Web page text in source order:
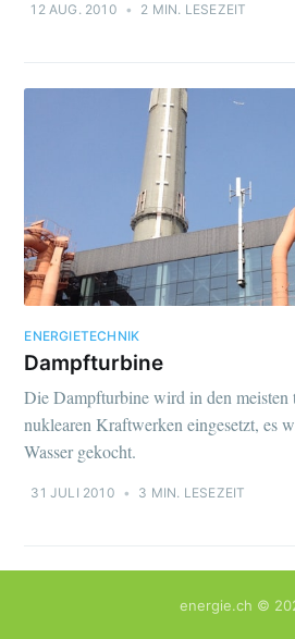
12 AUG. 2010 • 2 MIN. LESEZEIT
ENERGIETECHNIK
Dampfturbine
Die Dampfturbine wird in den meisten
nuklearen Kraftwerken eingesetzt, es
Wasser gekocht.
31 JULI 2010 • 3 MIN. LESEZEIT
energie.ch ©